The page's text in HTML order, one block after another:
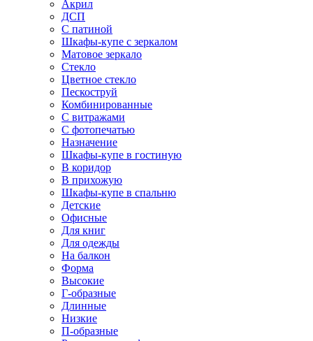
Акрил
ДСП
С патиной
Шкафы-купе с зеркалом
Матовое зеркало
Стекло
Цветное стекло
Пескоструй
Комбинированные
С витражами
С фотопечатью
Назначение
Шкафы-купе в гостиную
В коридор
В прихожую
Шкафы-купе в спальню
Детские
Офисные
Для книг
Для одежды
На балкон
Форма
Высокие
Г-образные
Длинные
Низкие
П-образные